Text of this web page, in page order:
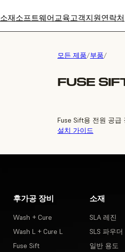
소재소프트웨어교육고객지원연락처
모든 제품/부품/
FUSE
Fuse Sift용 전원 공급
설치 가이드
후가공 장비
Wash + Cure
Wash L + Cure L
Fuse Sift
소재
SLA 레진
SLS 파우더
일반 용도